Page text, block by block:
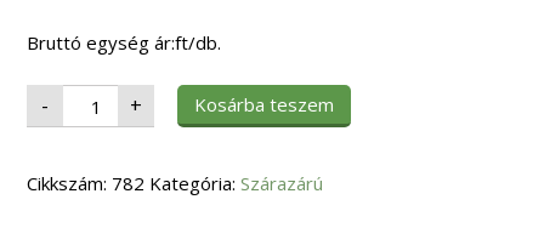
Bruttó egység ár:ft/db.
- Levesgyöngy
200gr
mennyiség
+ Kosárba teszem
Cikkszám: 782 Kategória:Szárazárú